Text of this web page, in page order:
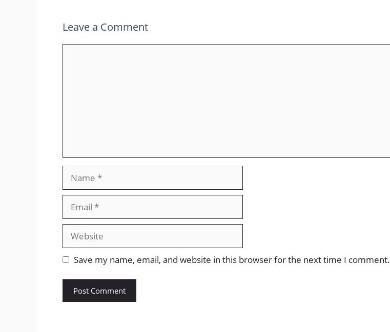
Leave a Comment
Website
Save my name, email, and website in this browser for the next time I comment.